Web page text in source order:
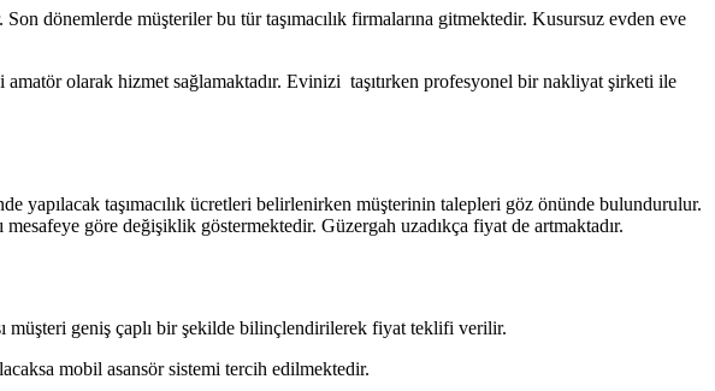
dönemlerde müşteriler bu tür taşımacılık firmalarına gitmektedir. Kusursuz evden eve
amatör olarak hizmet sağlamaktadır. Evinizi taşıtırken profesyonel bir nakliyat şirketi ile
taşımacılık ücretleri belirlenirken müşterinin talepleri göz önünde bulundurulur.
göre değişiklik göstermektedir. Güzergah uzadıkça fiyat de artmaktadır.
müşteri geniş çaplı bir şekilde bilinçlendirilerek fiyat teklifi verilir.
mobil asansör sistemi tercih edilmektedir.